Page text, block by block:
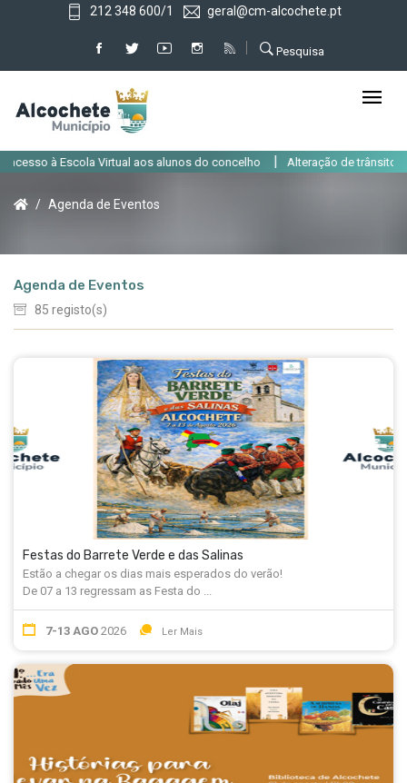
212 348 600/1 geral@cm-alcochete.pt
Pesquisa
alunos do concelho | Alteração de trânsito em Alcochete até 31 de
Agenda de Eventos
Agenda de Eventos
85 registo(s)
Festas do Barrete Verde e das Salinas
Estão a chegar os dias mais esperados do verão!
De 07 a 13 regressam as Festa do ...
7-13 AGO 2026 Ler Mais